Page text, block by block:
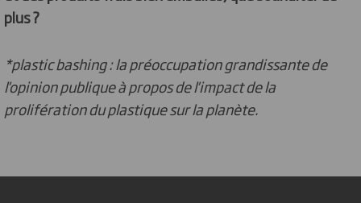
plus ?
*plastic bashing : la préoccupation grandissante de
l'opinion publique à propos de l'impact de la
prolifération du plastique sur la planète.